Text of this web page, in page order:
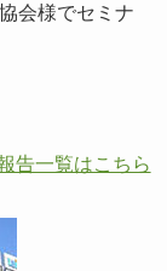
会様でセミナ
告一覧はこちら